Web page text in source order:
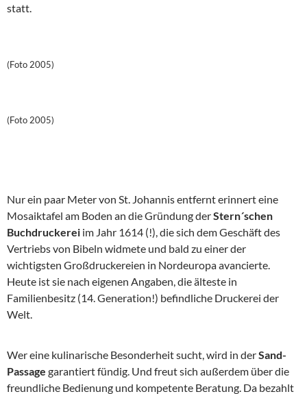
statt.
(Foto 2005)
(Foto 2005)
Nur ein paar Meter von St. Johannis entfernt erinnert eine
Mosaiktafel am Boden an die Gründung derStern´schen
Buchdruckerei im Jahr 1614 (!), die sich dem Geschäft des
Vertriebs von Bibeln widmete und bald zu einer der
wichtigsten Großdruckereien in Nordeuropa avancierte.
Heute ist sie nach eigenen Angaben, die älteste in
Familienbesitz (14. Generation!) befindliche Druckerei der
Welt.
Wer eine kulinarische Besonderheit sucht, wird in derSand-
Passage garantiert fündig. Und freut sich außerdem über die
freundliche Bedienung und kompetente Beratung. Da bezahlt